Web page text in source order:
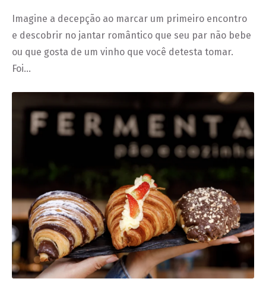
Imagine a decepção ao marcar um primeiro encontro
e descobrir no jantar romântico que seu par não bebe
ou que gosta de um vinho que você detesta tomar.
Foi…